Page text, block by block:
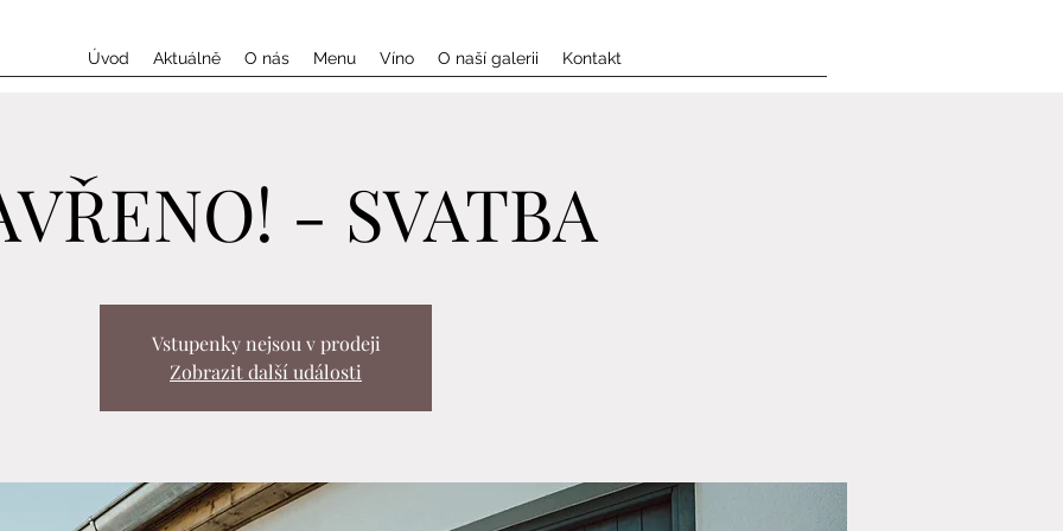
Úvod Aktuálně O nás Menu Víno O naší galerii Kontakt
- SVATBA
Vstupenky nejsou v prodeji
Zobrazit další události